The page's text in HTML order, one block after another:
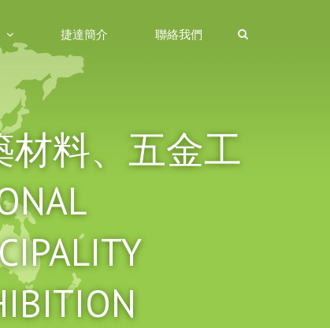
捷達簡介 聯絡我們
材料、五金工